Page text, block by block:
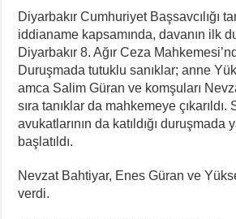
Diyarbakır Cumhuriyet Başsavcılığı
iddianame kapsamında, davanın ilk
Diyarbakır 8. Ağır Ceza
Duruşmada tutuklu sanıklar; anne
amca Salim Güran ve komşuları
sıra tanıklar da mahkemeye çıkarıldı.
avukatlarının da katıldığı duruşmada
başlatıldı.
Nevzat Bahtiyar, Enes Güran ve
verdi.